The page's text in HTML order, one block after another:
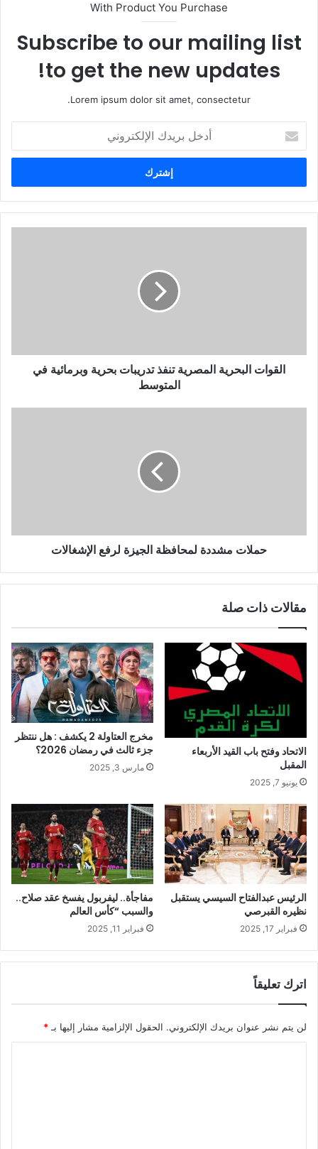
With Product You Purchase
Subscribe to our mailing list
to get the new updates!
Lorem ipsum dolor sit amet, consectetur.
خ
ب
ر
ر
القوات البحرية المصرية تنفذ تدريبات بحرية وبرمائية في
المتوسط
حملات مشددة لمحافظة الجيزة لرفع الإشغالات
مقالات ذات صلة
الاتحاد وفتح باب القيد الأربعاء
المقبل
يونيو 7, 2025
مخرج العتاولة 2 يكشف : هل ننتظر
جزء ثالث في رمضان 2026؟
مارس 3, 2025
الرئيس عبدالفتاح السيسي يستقبل
نظيره القبرصي
فبراير 17, 2025
مفاجأة.. ليفربول يفسخ عقد صلاح..
والسبب “كأس العالم
فبراير 11, 2025
اترك تعليقاً
لن يتم نشر عنوان بريدك الإلكتروني. الحقول الإلزامية مشار إليها بـ *